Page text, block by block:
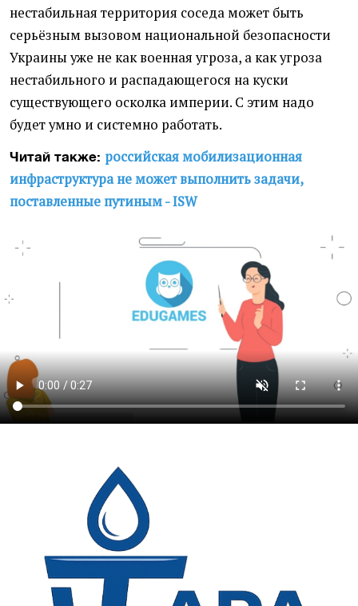
нестабильная территория соседа может быть
серьёзным вызовом национальной безопасности
Украины уже не как военная угроза, а как угроза
нестабильного и распадающегося на куски
существующего осколка империи. С этим надо
будет умно и системно работать.
Читай также: российская мобилизационная
инфраструктура не может выполнить задачи,
поставленные путиным - ISW